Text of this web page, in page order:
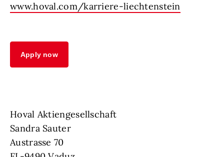
www.hoval.com/karriere-liechtenstein
Apply now
Hoval Aktiengesellschaft
Sandra Sauter
Austrasse 70